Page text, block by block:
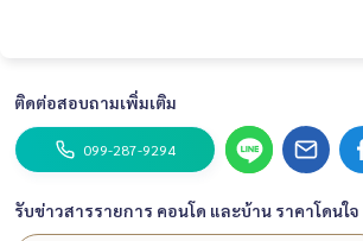
ติดต่อสอบถามเพิ่มเติม
099-287-9294
รับข่าวสารรายการ คอนโด และบ้าน ราคาโดนใจ